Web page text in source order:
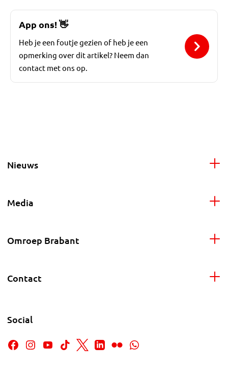
App ons!👋
Heb je een foutje gezien of heb je een
opmerking over dit artikel? Neem dan
contact met ons op.
Nieuws
Media
Omroep Brabant
Contact
Social